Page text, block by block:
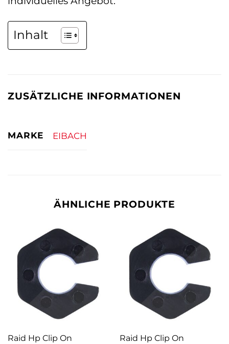
Inhalt
ZUSÄTZLICHE INFORMATIONEN
MARKE EIBACH
ÄHNLICHE PRODUKTE
Raid Hp Clip On
Raid Hp Clip On